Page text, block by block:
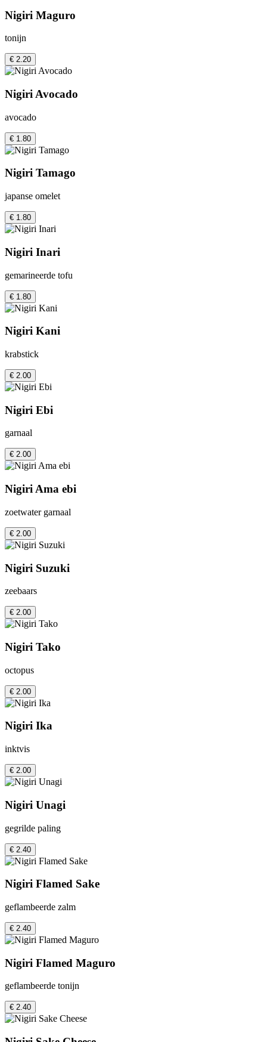
Nigiri Maguro
tonijn
€ 2.20
Nigiri Avocado
avocado
€ 1.80
Nigiri Tamago
japanse omelet
€ 1.80
Nigiri Inari
gemarineerde tofu
€ 1.80
Nigiri Kani
krabstick
€ 2.00
Nigiri Ebi
garnaal
€ 2.00
Nigiri Ama ebi
zoetwater garnaal
€ 2.00
Nigiri Suzuki
zeebaars
€ 2.00
Nigiri Tako
octopus
€ 2.00
Nigiri Ika
inktvis
€ 2.00
Nigiri Unagi
gegrilde paling
€ 2.40
Nigiri Flamed Sake
geflambeerde zalm
€ 2.40
Nigiri Flamed Maguro
geflambeerde tonijn
€ 2.40